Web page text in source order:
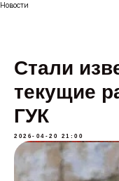
Новости
Стали
текущие
ГУК
2026-04-20 21:00